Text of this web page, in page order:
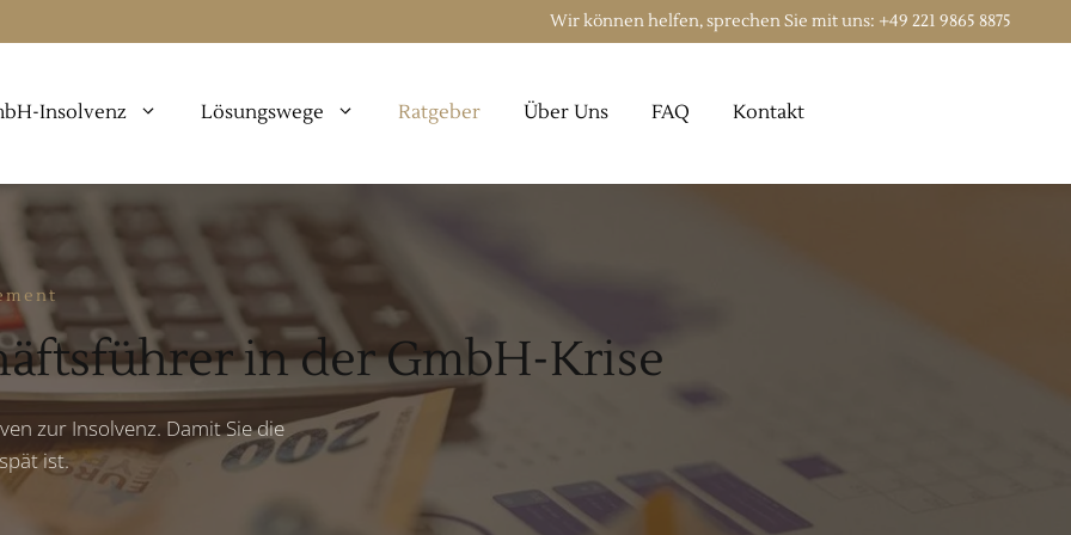
Wir können helfen, sprechen Sie mit uns: +49 221 9865 8875
Insolvenz Lösungswege Ratgeber Über Uns FAQ Kontakt
in der GmbH-Krise
zur Insolvenz. Damit Sie die
ist.